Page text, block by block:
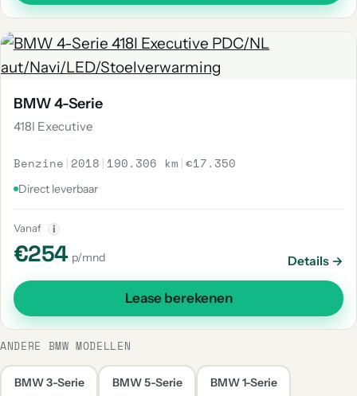
BMW 4-Serie
418I Executive
Benzine | 2018 | 190.306 km |€17.350
Direct leverbaar
Vanaf i
€254 p/mnd Details →
Lease berekenen
ANDERE BMW MODELLEN
BMW 3-Serie BMW 5-Serie BMW 1-Serie